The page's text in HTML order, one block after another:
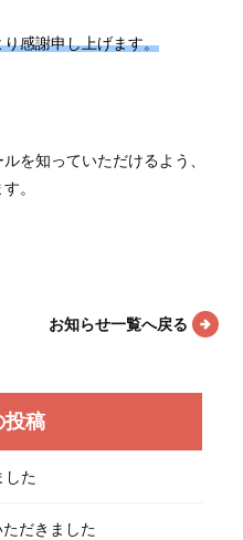
感謝申し上げます。
を知っていただけるよう、
。
お知らせ一覧へ戻る
投稿
した
だきました